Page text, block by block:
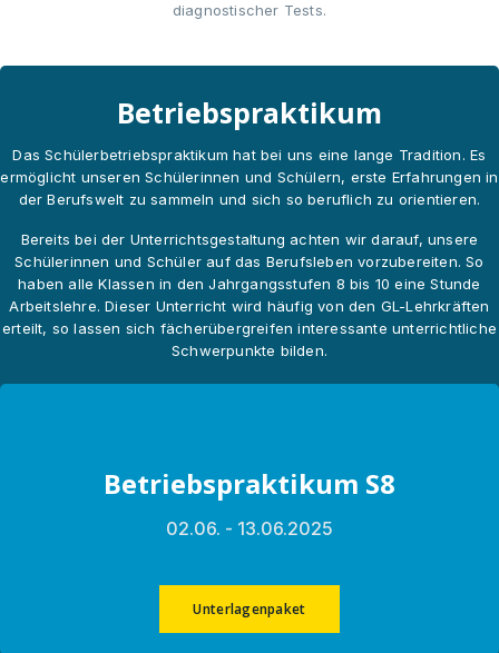
diagnostischer Tests.
Betriebspraktikum
Das Schülerbetriebspraktikum hat bei uns eine lange Tradition. Es
ermöglicht unseren Schülerinnen und Schülern, erste Erfahrungen in
der Berufswelt zu sammeln und sich so beruflich zu orientieren.
Bereits bei der Unterrichtsgestaltung achten wir darauf, unsere
Schülerinnen und Schüler auf das Berufsleben vorzubereiten. So
haben alle Klassen in den Jahrgangsstufen 8 bis 10 eine Stunde
Arbeitslehre. Dieser Unterricht wird häufig von den GL-Lehrkräften
erteilt, so lassen sich fächerübergreifen interessante unterrichtliche
Schwerpunkte bilden.
Betriebspraktikum S8
02.06. - 13.06.2025
Unterlagenpaket